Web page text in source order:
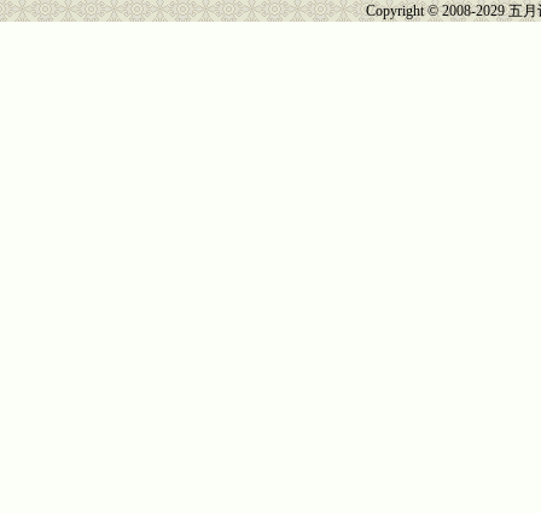
Copyright © 2008-2029 五月